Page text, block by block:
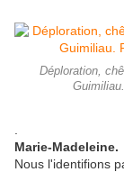
Déploration,
Marie-Madeleine.
Nous l'identifions